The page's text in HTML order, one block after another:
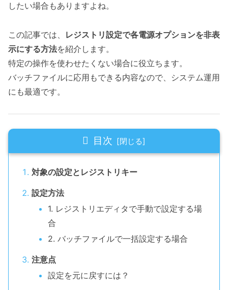
したい場合もありますよね。
この記事では、 レジストリ設定で各電源オプションを非表
示にする方法を紹介します。
特定の操作を使わせたくない場合に役立ちます。
バッチファイルに応用もできる内容なので、システム運用
にも最適です。
目次
対象の設定とレジストリキー
設定方法
1. レジストリエディタで手動で設定する場
合
2. バッチファイルで一括設定する場合
注意点
設定を元に戻すには？